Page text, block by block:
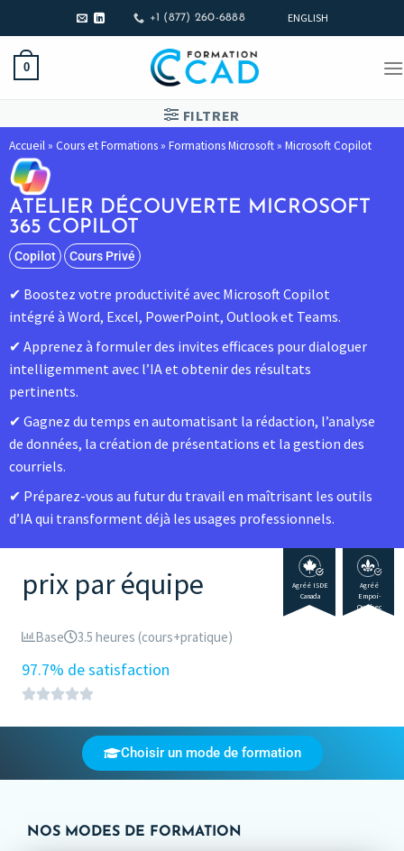
+1 (877) 260-6888 ENGLISH
0
FILTRER
Accueil» Cours et Formations» Formations Microsoft» Microsoft Copilot
ATELIER DÉCOUVERTE MICROSOFT
365 COPILOT
Copilot Cours Privé
Boostez votre productivité avec Microsoft Copilot
intégré à Word, Excel, PowerPoint, Outlook et Teams.
Apprenez à formuler des invites efficaces pour dialoguer
intelligemment avec l’IA et obtenir des résultats
pertinents.
Gagnez du temps en automatisant la rédaction, l’analyse
de données, la création de présentations et la gestion des
courriels.
Préparez-vous au futur du travail en maîtrisant les outils
d’IA qui transforment déjà les usages professionnels.
Agréé ISDE
Canada
Agréé
Empoi-
Québec
prix par équipe
Base 3.5 heures (cours+pratique)
97.7% de satisfaction
Choisir un mode de formation
NOS MODES DE FORMATION